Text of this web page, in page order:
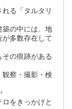
る「タルタリ
築の中には、地
多数存在して
の痕跡がある
察・撮影・検
をきっかけと